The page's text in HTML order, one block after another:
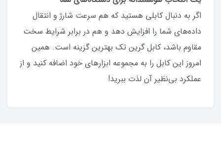
اگر به دنبال کابلی هستید که هم سرعت شارژ و انتقال
داده‌های شما را افزایش دهد و هم در برابر شرایط سخت
مقاوم باشد، کابل گرین تک بهترین گزینه است. همین
امروز این کابل را به مجموعه ابزارهای خود اضافه کنید و از
عملکرد بی‌نظیر آن لذت ببرید!